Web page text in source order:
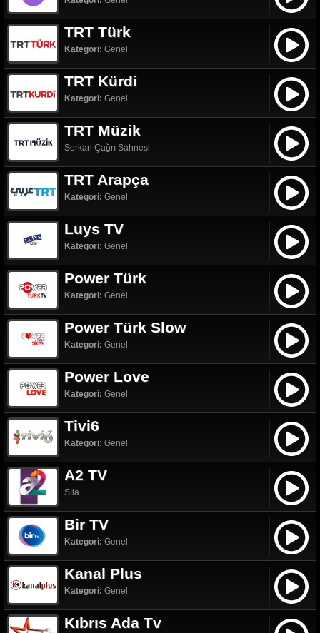
TRT Türk
Kategori: Genel
TRT Kürdi
Kategori: Genel
TRT Müzik
Serkan Çağrı Sahnesi
TRT Arapça
Kategori: Genel
Luys TV
Kategori: Genel
Power Türk
Kategori: Genel
Power Türk Slow
Kategori: Genel
Power Love
Kategori: Genel
Tivi6
Kategori: Genel
A2 TV
Sıla
Bir TV
Kategori: Genel
Kanal Plus
Kategori: Genel
Kıbrıs Ada Tv